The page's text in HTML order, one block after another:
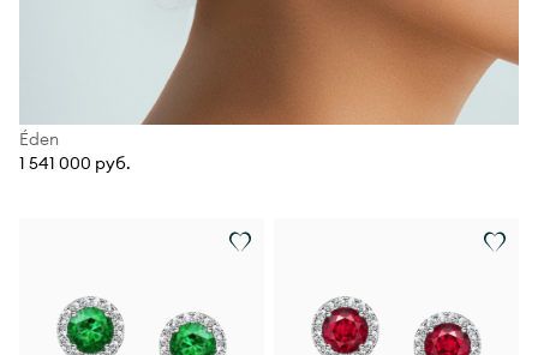
Éden
1 541 000 руб.